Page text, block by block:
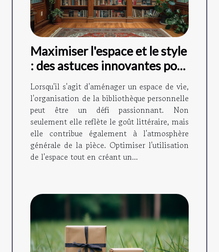
Maximiser l'espace et le style
: des astuces innovantes pour
organiser sa bibliothèque
personnelle
Lorsqu'il s'agit d'aménager un espace de vie,
l'organisation de la bibliothèque personnelle
peut être un défi passionnant. Non
seulement elle reflète le goût littéraire, mais
elle contribue également à l'atmosphère
générale de la pièce. Optimiser l'utilisation
de l'espace tout en créant un...